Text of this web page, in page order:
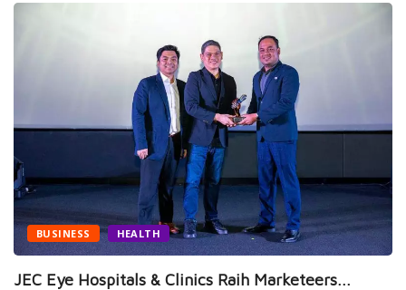
BUSINESS HEALTH
JEC Eye Hospitals & Clinics Raih Marketeers...